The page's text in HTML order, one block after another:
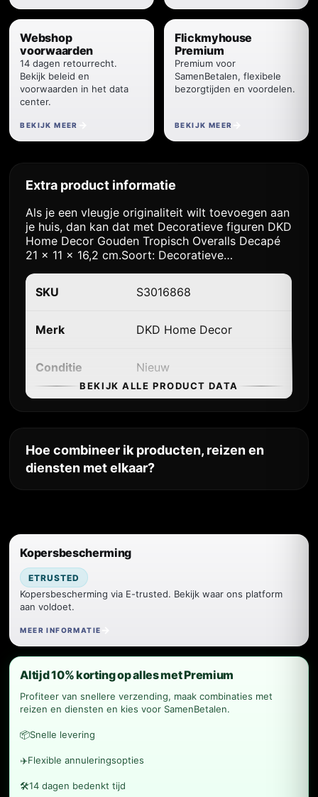
Webshop
voorwaarden
14 dagen retourrecht.
Bekijk beleid en
voorwaarden in het data
center.
BEKIJK MEER
Flickmyhouse
Premium
Premium voor
SamenBetalen, flexibele
bezorgtijden en voordelen.
BEKIJK MEER
Extra product informatie
Als je een vleugje originaliteit wilt toevoegen aan
je huis, dan kan dat met Decoratieve figuren DKD
Home Decor Gouden Tropisch Overalls Decapé
21 x 11 x 16,2 cm.Soort: Decoratieve…
SKU S3016868
Merk DKD Home Decor
Conditie Nieuw
Gewicht
Diepte
Conditie NEW
Intrastat
BEKIJK ALLE PRODUCT DATA
Hoe combineer ik producten, reizen en
diensten met elkaar?
Kopersbescherming
ETRUSTED
Kopersbescherming via E-trusted. Bekijk waar ons platform
aan voldoet.
MEER INFORMATIE
Altijd 10% korting op alles met Premium
Profiteer van snellere verzending, maak combinaties met
reizen en diensten en kies voor SamenBetalen.
📦Snelle levering
✈️Flexible annuleringsopties
🛠️14 dagen bedenkt tijd